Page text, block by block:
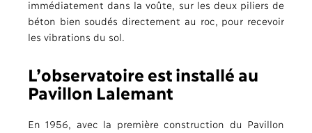
immédiatement dans la voûte, sur les deux piliers de
béton bien soudés directement au roc, pour recevoir
les vibrations du sol.
L’observatoire est installé au
Pavillon Lalemant
En 1956, avec la première construction du Pavillon